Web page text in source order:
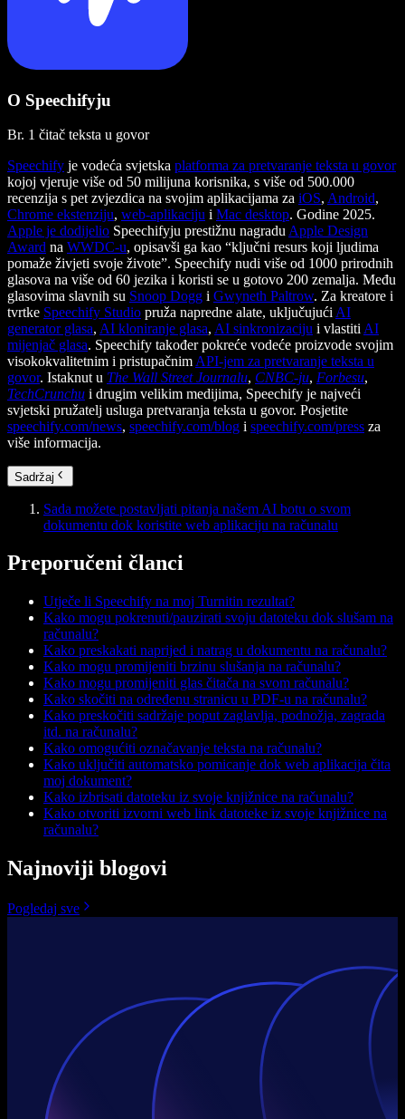
O Speechifyju
Br. 1 čitač teksta u govor
Speechify je vodeća svjetska platforma za pretvaranje teksta u govor
kojoj vjeruje više od 50 milijuna korisnika, s više od 500.000
recenzija s pet zvjezdica na svojim aplikacijama za iOS, Android,
Chrome ekstenziju, web-aplikaciju i Mac desktop. Godine 2025.
Apple je dodijelio Speechifyju prestižnu nagradu Apple Design
Award na WWDC-u, opisavši ga kao “ključni resurs koji ljudima
pomaže živjeti svoje živote”. Speechify nudi više od 1000 prirodnih
glasova na više od 60 jezika i koristi se u gotovo 200 zemalja. Među
glasovima slavnih su Snoop Dogg i Gwyneth Paltrow. Za kreatore i
tvrtke Speechify Studio pruža napredne alate, uključujući AI
generator glasa, AI kloniranje glasa, AI sinkronizaciju i vlastiti AI
mijenjač glasa. Speechify također pokreće vodeće proizvode svojim
visokokvalitetnim i pristupačnim API-jem za pretvaranje teksta u
govor. Istaknut u The Wall Street Journalu, CNBC-ju, Forbesu,
TechCrunchu i drugim velikim medijima, Speechify je najveći
svjetski pružatelj usluga pretvaranja teksta u govor. Posjetite
speechify.com/news, speechify.com/blog i speechify.com/press za
više informacija.
Sadržaj
Sada možete postavljati pitanja našem AI botu o svom
dokumentu dok koristite web aplikaciju na računalu
Preporučeni članci
Utječe li Speechify na moj Turnitin rezultat?
Kako mogu pokrenuti/pauzirati svoju datoteku dok slušam na
računalu?
Kako preskakati naprijed i natrag u dokumentu na računalu?
Kako mogu promijeniti brzinu slušanja na računalu?
Kako mogu promijeniti glas čitača na svom računalu?
Kako skočiti na određenu stranicu u PDF-u na računalu?
Kako preskočiti sadržaje poput zaglavlja, podnožja, zagrada
itd. na računalu?
Kako omogućiti označavanje teksta na računalu?
Kako uključiti automatsko pomicanje dok web aplikacija čita
moj dokument?
Kako izbrisati datoteku iz svoje knjižnice na računalu?
Kako otvoriti izvorni web link datoteke iz svoje knjižnice na
računalu?
Najnoviji blogovi
Pogledaj sve